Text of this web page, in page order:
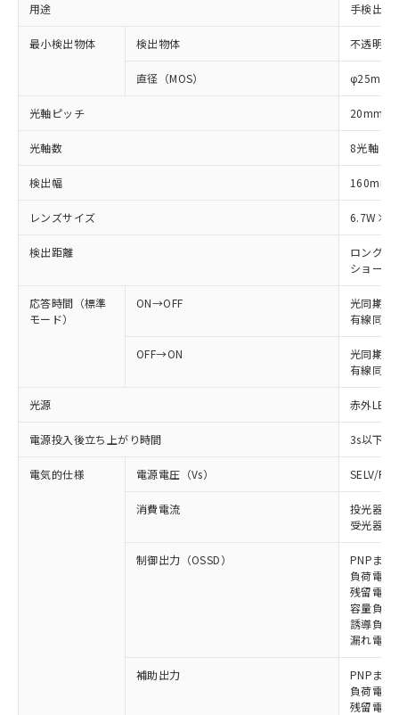
用途 手検出用
最小検出物体 検出物体 不透明体
直径（MOS） φ25mm
光軸ピッチ 20mm
光軸数 8光軸
検出幅 160mm
レンズサイズ
検出距離
ロング
ショート
応答時間（標準
モード）
ON→OFF
光同期:
有線同期
OFF→ON
光同期:
有線同期
光源 赤外LED
電源投入後立ち上がり時間 3s以下
電気的仕様 電源電圧（Vs） SELV/
消費電流
投光器:
受光器:
制御出力（OSSD）
PNPまた
負荷電流
残留電圧
容量負荷
誘導負荷
漏れ電流
補助出力
PNPまた
負荷電流
残留電圧